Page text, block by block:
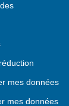
mes données
mes données